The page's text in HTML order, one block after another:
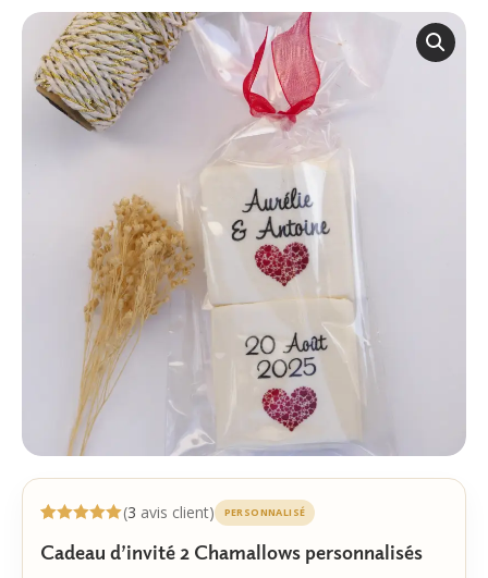
Cadeau d’invité 2 Chamallows personnalisés
sur 5
(3 avis client) PERSONNALISÉ